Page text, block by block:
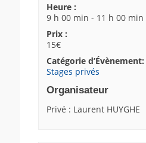
Heure :
9 h 00 min - 11 h 00 min
Prix :
15€
Catégorie d’Évènement:
Stages privés
Organisateur
Privé : Laurent HUYGHE